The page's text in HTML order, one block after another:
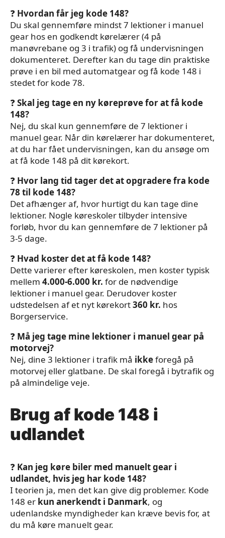
❓ Hvordan får jeg kode 148?
Du skal gennemføre mindst 7 lektioner i manuel
gear hos en godkendt kørelærer (4 på
manøvrebane og 3 i trafik) og få undervisningen
dokumenteret. Derefter kan du tage din praktiske
prøve i en bil med automatgear og få kode 148 i
stedet for kode 78.
❓Skal jeg tage en ny køreprøve for at få kode
148?
Nej, du skal kun gennemføre de 7 lektioner i
manuel gear. Når din kørelærer har dokumenteret,
at du har fået undervisningen, kan du ansøge om
at få kode 148 på dit kørekort.
❓ Hvor lang tid tager det at opgradere fra kode
78 til kode 148?
Det afhænger af, hvor hurtigt du kan tage dine
lektioner. Nogle køreskoler tilbyder intensive
forløb, hvor du kan gennemføre de 7 lektioner på
3-5 dage.
❓ Hvad koster det at få kode 148?
Dette varierer efter køreskolen, men koster typisk
mellem 4.000-6.000 kr. for de nødvendige
lektioner i manuel gear. Derudover koster
udstedelsen af et nyt kørekort360 kr. hos
Borgerservice.
❓ Må jeg tage mine lektioner i manuel gear på
motorvej?
Nej, dine 3 lektioner i trafik må ikkeforegå på
motorvej eller glatbane. De skal foregå i bytrafik og
på almindelige veje.
Brug af kode 148 i
udlandet
❓ Kan jeg køre biler med manuelt gear i
udlandet, hvis jeg har kode 148?
I teorien ja, men det kan give dig problemer. Kode
148 er kun anerkendt i Danmark, og
udenlandske myndigheder kan kræve bevis for, at
du må køre manuelt gear.